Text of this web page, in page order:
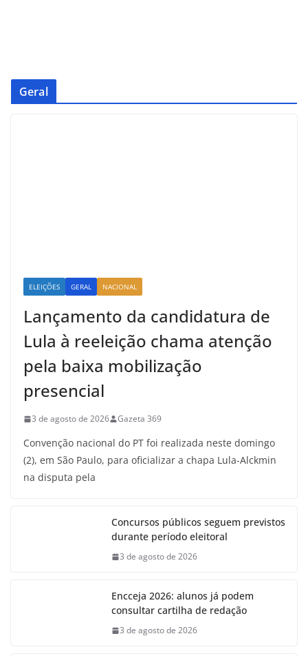
Geral
ELEIÇÕES GERAL NACIONAL
Lançamento da candidatura de
Lula à reeleição chama atenção
pela baixa mobilização
presencial
3 de agosto de 2026 Gazeta 369
Convenção nacional do PT foi realizada neste domingo
(2), em São Paulo, para oficializar a chapa Lula-Alckmin
na disputa pela
Concursos públicos seguem previstos
durante período eleitoral
3 de agosto de 2026
Encceja 2026: alunos já podem
consultar cartilha de redação
3 de agosto de 2026